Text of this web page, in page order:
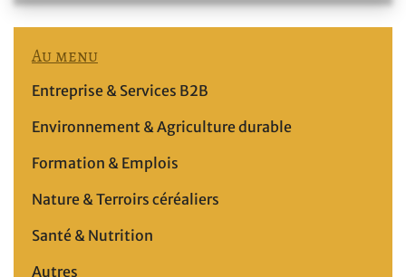
Au menu
Entreprise & Services B2B
Environnement & Agriculture durable
Formation & Emplois
Nature & Terroirs céréaliers
Santé & Nutrition
Autres